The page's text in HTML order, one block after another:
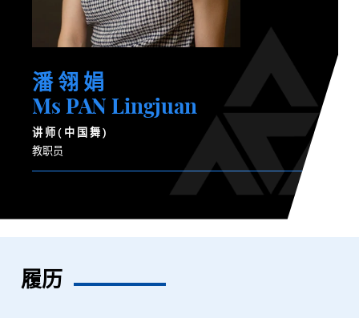
潘 翎 娟
Ms PAN Lingjuan
讲 师 ( 中 国 舞 )
教职员
履历